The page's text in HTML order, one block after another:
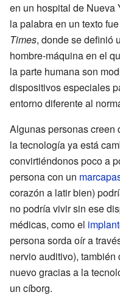
en un hospital de Nueva
la palabra en un texto
Times, donde se definió
hombre-máquina en el
la parte humana son
dispositivos especiales
entorno diferente al
Algunas personas creen
la tecnología ya está
convirtiéndonos poco a
persona con un
corazón a latir bien)
no podría vivir sin ese
médicas, como el
persona sorda oír a
nervio auditivo),
nuevo gracias a la
un cíborg.